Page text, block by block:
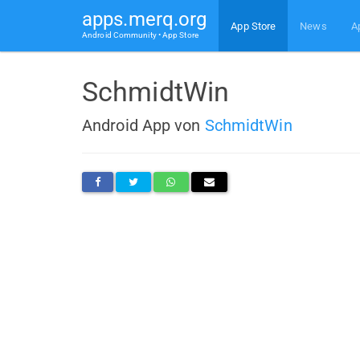
apps.merq.org
Android Community • App Store
App Store News
SchmidtWin
Android App von SchmidtWin